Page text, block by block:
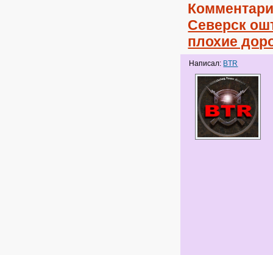
Северск
плохие
Написал: BTR